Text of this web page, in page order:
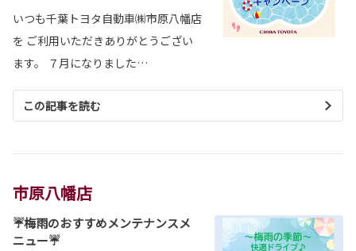
いつも千葉トヨタ自動車㈱市原八幡店
を ご利用いただきありがとうござい
ます。 ７月になりました…
この記事を読む
市原八幡店
☔梅雨のおすすめメンテナンスメ
ニュー☔